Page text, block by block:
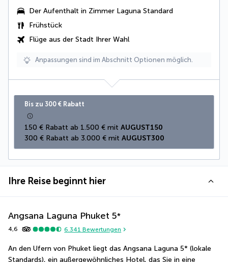
Der Aufenthalt in Zimmer Laguna Standard
Frühstück
Flüge aus der Stadt Ihrer Wahl
Anpassungen sind im Abschnitt Optionen möglich.
Bis zu 300 € Rabatt
150 € Rabatt ab 1.500 € mit AUGUST150
300 € Rabatt ab 3.000 € mit AUGUST300
Ihre Reise beginnt hier
Angsana Laguna Phuket 5*
4,6 6.341 Bewertungen
An den Ufern von Phuket liegt das Angsana Laguna 5* (lokale
Standards), ein außergewöhnliches Hotel, das Sie in eine